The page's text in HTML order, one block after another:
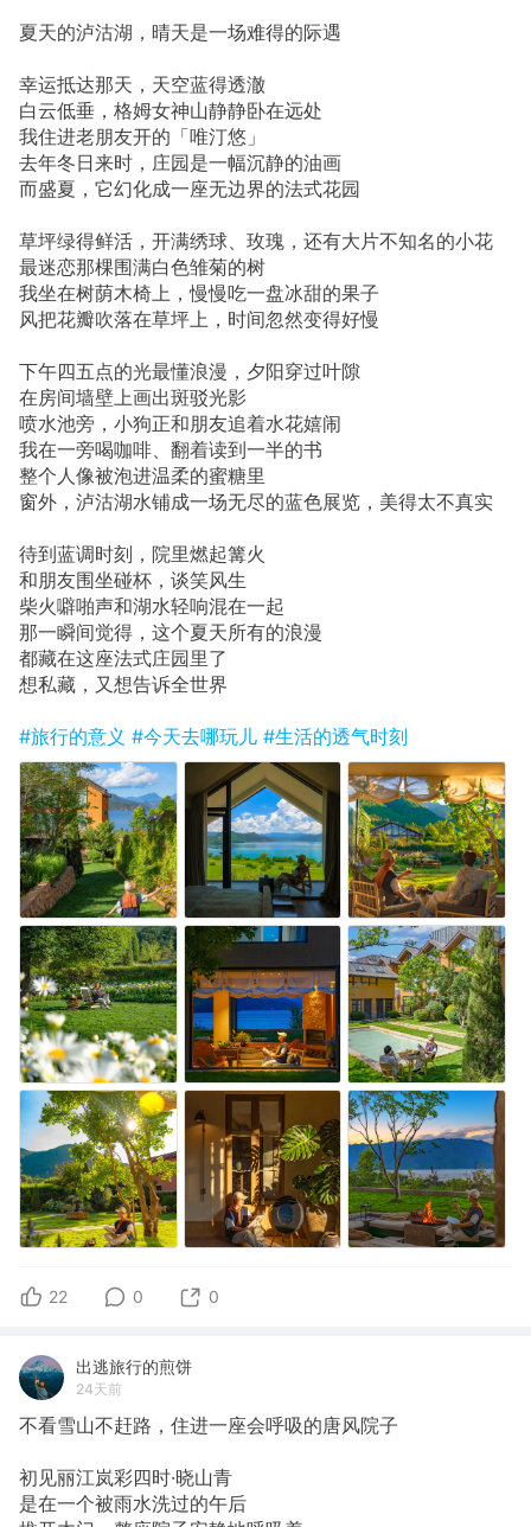
夏天的泸沽湖，晴天是一场难得的际遇
幸运抵达那天，天空蓝得透澈
白云低垂，格姆女神山静静卧在远处
我住进老朋友开的「唯汀悠」
去年冬日来时，庄园是一幅沉静的油画
而盛夏，它幻化成一座无边界的法式花园
草坪绿得鲜活，开满绣球、玫瑰，还有大片不知名的小花
最迷恋那棵围满白色雏菊的树
我坐在树荫木椅上，慢慢吃一盘冰甜的果子
风把花瓣吹落在草坪上，时间忽然变得好慢
下午四五点的光最懂浪漫，夕阳穿过叶隙
在房间墙壁上画出斑驳光影
喷水池旁，小狗正和朋友追着水花嬉闹
我在一旁喝咖啡、翻着读到一半的书
整个人像被泡进温柔的蜜糖里
窗外，泸沽湖水铺成一场无尽的蓝色展览，美得太不真实
待到蓝调时刻，院里燃起篝火
和朋友围坐碰杯，谈笑风生
柴火噼啪声和湖水轻响混在一起
那一瞬间觉得，这个夏天所有的浪漫
都藏在这座法式庄园里了
想私藏，又想告诉全世界
#旅行的意义 #今天去哪玩儿 #生活的透气时刻
22 0 0
出逃旅行的煎饼
24天前
不看雪山不赶路，住进一座会呼吸的唐风院子
初见丽江岚彩四时·晓山青
是在一个被雨水洗过的午后